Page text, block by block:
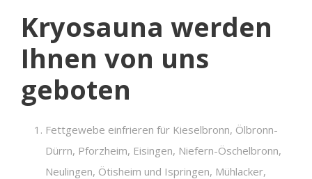
Kryosauna werden
Ihnen von uns
geboten
Fettgewebe einfrieren für Kieselbronn, Ölbronn-
Dürrn, Pforzheim, Eisingen, Niefern-Öschelbronn,
Neulingen, Ötisheim und Ispringen, Mühlacker,